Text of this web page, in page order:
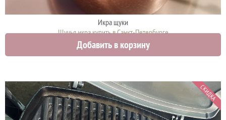
Икра щуки
Щучья икра купить в Санкт-Петербурге
4750 руб.
Добавить в корзину
СКИДКА